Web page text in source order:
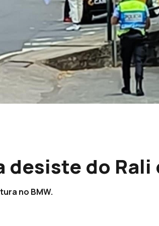
desiste do Rali
no BMW.